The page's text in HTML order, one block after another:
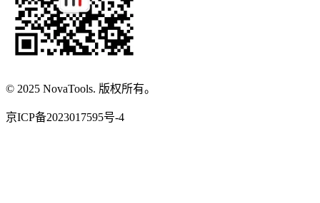
© 2025 NovaTools. 版权所有。
京ICP备2023017595号-4